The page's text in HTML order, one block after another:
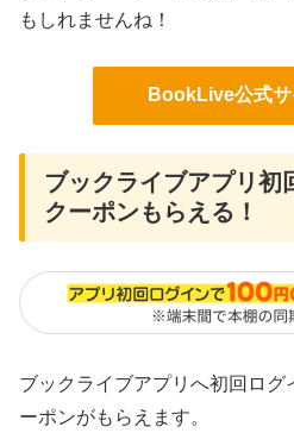
もしれませんね！
BookLive公式
ブックライブアプリ初
クーポンもらえる！
ブックライブアプリへ初回ログ
ーポンがもらえます。